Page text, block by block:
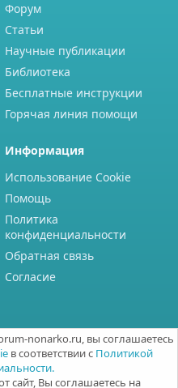
Форум
Статьи
Научные публикации
Библиотека
Бесплатные инструкции
Горячая линия помощи
Информация
Использование Cookie
Помощь
Политика
конфиденциальности
Обратная связь
Согласие
nonarko.ru, вы соглашаетесь
в соответствии с Политикой
сайт, Вы соглашаетесь на